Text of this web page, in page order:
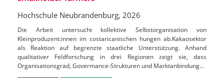
Hochschule Neubrandenburg, 2026
Die Arbeit untersucht kollektive Selbstorganisation von
Kleinproduzent:innen im costaricanischen hungen ab.Kakaosektor
als Reaktion auf begrenzte staatliche Unterstützung. Anhand
qualitativer Feldforschung in drei Regionen zeigt sie, dass
Organisationsgrad, Govermance-Strukturen und Marktanbindung…